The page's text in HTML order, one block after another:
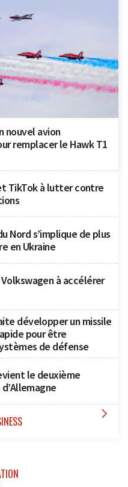
nouvel avion
remplacer le Hawk T1
TikTok à lutter contre
Nord s’implique de plus
en Ukraine
à accélérer
développer un missile
pour être
de défense
le deuxième
